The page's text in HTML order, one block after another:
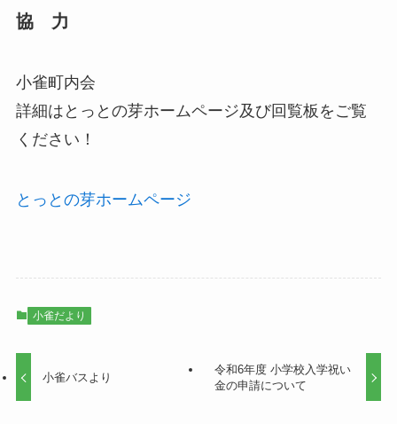
協 力
小雀町内会
詳細はとっとの芽ホームページ及び回覧板をご覧
ください！
とっとの芽ホームページ
小雀だより
小雀バスより
令和6年度 小学校入学祝い
金の申請について